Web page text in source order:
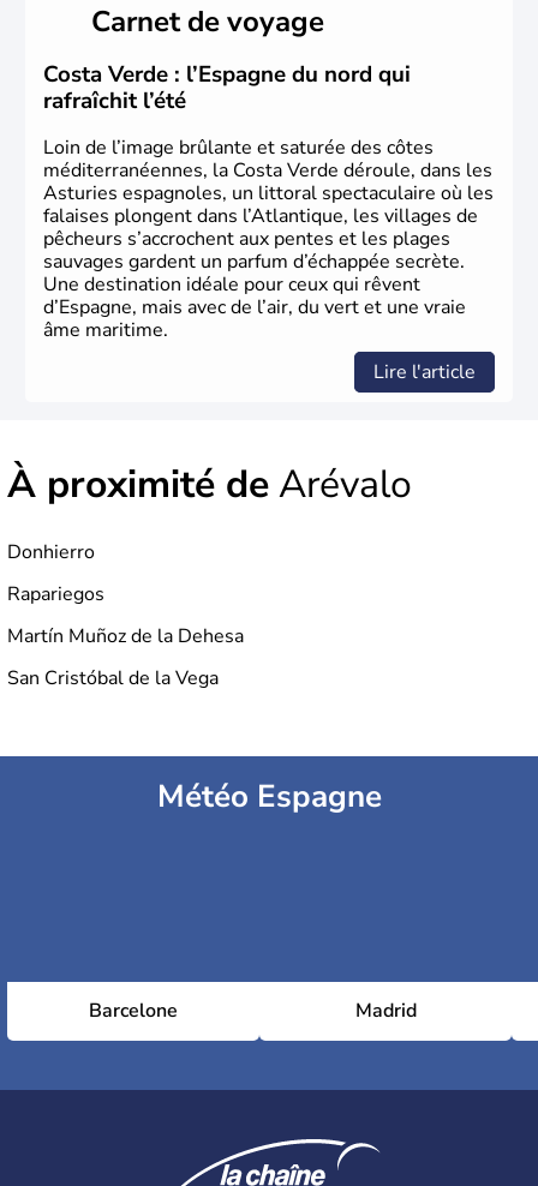
envahissent la péninsule au IIe siècle avant J.C et
apportent leur langue ainsi que leur religion. L'Espagne
s'impose comme la première puissance de l'Europe au
XIème siècle et le reste pendant plus de 100 ans. Madrid
rejoint le pays à partir de 1801 après avoir appartenu au
Portugal. Cette monarchie constitutionnelle intègre
l'Union Européenne en 1986.
Carnet de voyage
Costa Verde : l’Espagne du nord qui
rafraîchit l’été
Loin de l’image brûlante et saturée des côtes
méditerranéennes, la Costa Verde déroule, dans les
Asturies espagnoles, un littoral spectaculaire où les
falaises plongent dans l’Atlantique, les villages de
pêcheurs s’accrochent aux pentes et les plages
sauvages gardent un parfum d’échappée secrète.
Une destination idéale pour ceux qui rêvent
d’Espagne, mais avec de l’air, du vert et une vraie
âme maritime.
Lire l'article
À proximité deArévalo
Donhierro
Rapariegos
Martín Muñoz de la Dehesa
San Cristóbal de la Vega
Météo Espagne
Barcelone Madrid